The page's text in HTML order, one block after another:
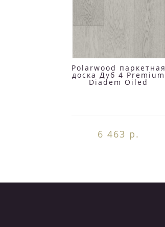
Polarwood паркетная
доска Дуб 4 Premium
Diadem Oiled
6 463 р.